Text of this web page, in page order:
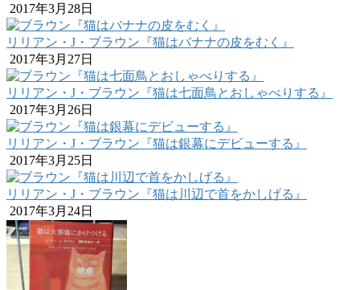
2017年3月28日
リリアン・J・ブラウン『猫はバナナの皮をむく』
2017年3月27日
リリアン・J・ブラウン『猫は七面鳥とおしゃべりする』
2017年3月26日
リリアン・J・ブラウン『猫は銀幕にデビューする』
2017年3月25日
リリアン・J・ブラウン『猫は川辺で首をかしげる』
2017年3月24日